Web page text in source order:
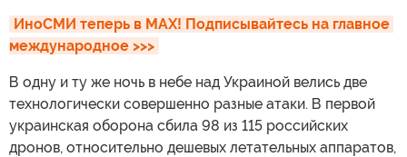
ИноСМИ теперь в MAX! Подписывайтесь на главное
международное >>>
В одну и ту же ночь в небе над Украиной велись две
технологически совершенно разные атаки. В первой
украинская оборона сбила 98 из 115 российских
дронов, относительно дешевых летательных аппаратов,